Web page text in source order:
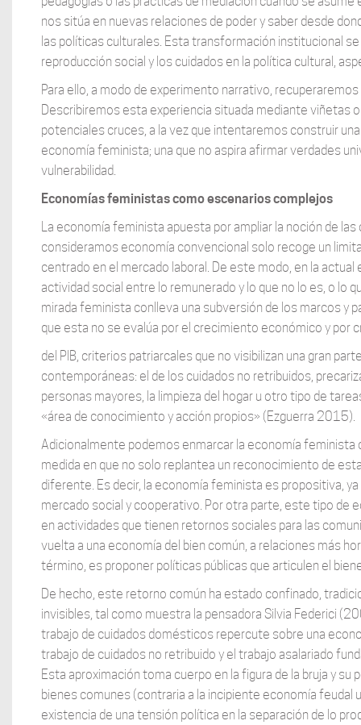
nos sitúa en nuevas relaciones de poder y saber desde
las políticas culturales. Esta transformación institucional
reproducción social y los cuidados en la política cultural,
Para ello, a modo de experimento narrativo,
Describiremos esta experiencia situada mediante viñetas
potenciales cruces, a la vez que intentaremos construir
economía feminista; una que no aspira afirmar verdades
vulnerabilidad.
Economías feministas como escenarios complejos
La economía feminista apuesta por ampliar la noción de
consideramos economía convencional solo recoge un
centrado en el mercado laboral. De este modo, en la
actividad social entre lo remunerado y lo que no lo es, o lo
mirada feminista conlleva una subversión de los marcos y
que esta no se evalúa por el crecimiento económico y por
del PIB, criterios patriarcales que no visibilizan una gran
contemporáneas: el de los cuidados no retribuidos,
personas mayores, la limpieza del hogar u otro tipo de
«área de conocimiento y acción propios» (Ezguerra 2015).
Adicionalmente podemos enmarcar la economía feminista
medida en que no solo replantea un reconocimiento de
diferente. Es decir, la economía feminista es propositiva,
mercado social y cooperativo. Por otra parte, este tipo de
en actividades que tienen retornos sociales para las
vuelta a una economía del bien común, a relaciones más
término, es proponer políticas públicas que articulen el
De hecho, este retorno común ha estado confinado,
invisibles, tal como muestra la pensadora Silvia Federici
trabajo de cuidados domésticos repercute sobre una
trabajo de cuidados no retribuido y el trabajo asalariado
Esta aproximación toma cuerpo en la figura de la bruja y
bienes comunes (contraria a la incipiente economía feudal
existencia de una tensión política en la separación de lo